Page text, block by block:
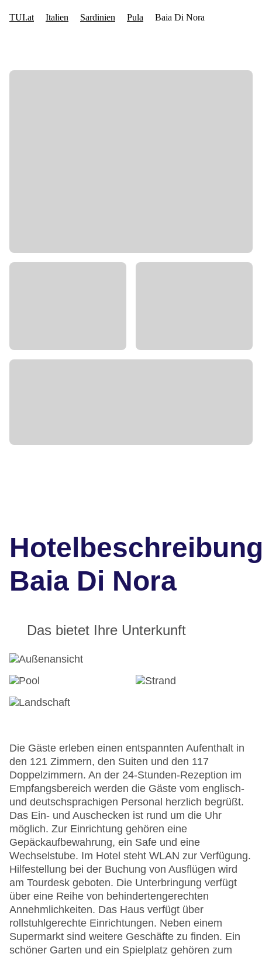
Baia Di Nora
Das bietet Ihre Unterkunft
Die Gäste erleben einen entspannten Aufenthalt in
den 121 Zimmern, den Suiten und den 117
Doppelzimmern. An der 24-Stunden-Rezeption im
Empfangsbereich werden die Gäste vom englisch-
und deutschsprachigen Personal herzlich begrüßt.
Das Ein- und Auschecken ist rund um die Uhr
möglich. Zur Einrichtung gehören eine
Gepäckaufbewahrung, ein Safe und eine
Wechselstube. Im Hotel steht WLAN zur Verfügung.
Hilfestellung bei der Buchung von Ausflügen wird
am Tourdesk geboten. Die Unterbringung verfügt
über eine Reihe von behindertengerechten
Annehmlichkeiten. Das Haus verfügt über
rollstuhlgerechte Einrichtungen. Neben einem
Supermarkt sind weitere Geschäfte zu finden. Ein
schöner Garten und ein Spielplatz gehören zum